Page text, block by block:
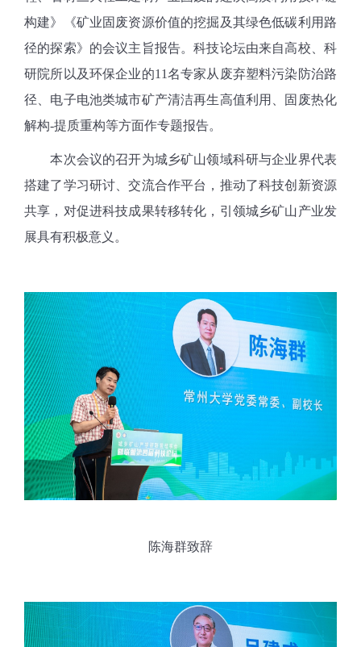
构建》《矿业固废资源价值的挖掘及其绿色低碳利用路
径的探索》的会议主旨报告。科技论坛由来自高校、科
研院所以及环保企业的11名专家从废弃塑料污染防治路
径、电子电池类城市矿产清洁再生高值利用、固废热化
解构-提质重构等方面作专题报告。
本次会议的召开为城乡矿山领域科研与企业界代表
搭建了学习研讨、交流合作平台，推动了科技创新资源
共享，对促进科技成果转移转化，引领城乡矿山产业发
展具有积极意义。
陈海群致辞